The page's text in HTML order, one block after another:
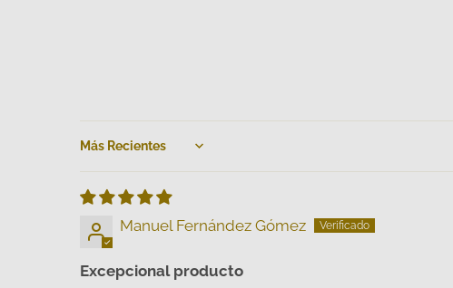
Sort by
Manuel Fernández Gómez
Excepcional producto